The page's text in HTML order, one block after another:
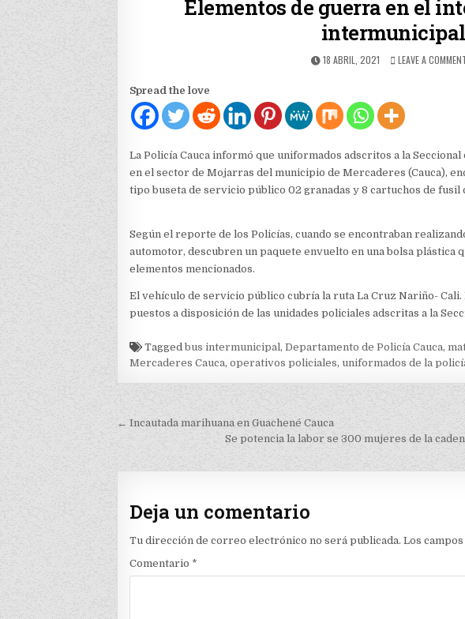
Elementos de guerra en el
intermunicipal
PUBLISHED
18 ABRIL, 2021 LEAVE A
Spread the love
La Policía Cauca informó que uniformados adscritos a la
en el sector de Mojarras del municipio de Mercaderes (Cauca),
tipo buseta de servicio público 02 granadas y 8 cartuchos de fusil
Según el reporte de los Policías, cuando se encontraban
automotor, descubren un paquete envuelto en una bolsa plástica
elementos mencionados.
El vehículo de servicio público cubría la ruta La Cruz Nariño-
puestos a disposición de las unidades policiales adscritas a la
Taggedbus intermunicipal,Departamento de Policía Cauca,
Mercaderes Cauca,operativos policiales, uniformados de la
Navegación
entradas
← Incautada marihuana en Guachené Cauca
Se potencia la labor se 300 mujeres de la
Deja un comentario
Tu dirección de correo electrónico no será publicada. Los
Comentario *